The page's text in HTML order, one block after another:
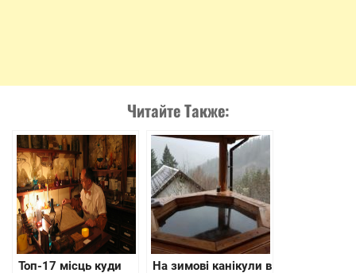
Читайте Также:
Топ-17 місць куди На зимові канікули в